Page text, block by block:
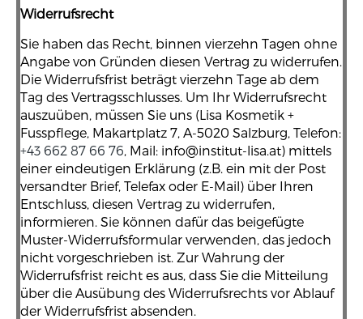
Widerrufsrecht
Sie haben das Recht, binnen vierzehn Tagen ohne
Angabe von Gründen diesen Vertrag zu widerrufen.
Die Widerrufsfrist beträgt vierzehn Tage ab dem
Tag des Vertragsschlusses. Um Ihr Widerrufsrecht
auszuüben, müssen Sie uns (Lisa Kosmetik +
Fusspflege, Makartplatz 7, A-5020 Salzburg, Telefon:
+43 662 87 66 76, Mail: info@institut-lisa.at) mittels
einer eindeutigen Erklärung (z.B. ein mit der Post
versandter Brief, Telefax oder E-Mail) über Ihren
Entschluss, diesen Vertrag zu widerrufen,
informieren. Sie können dafür das beigefügte
Muster-Widerrufsformular verwenden, das jedoch
nicht vorgeschrieben ist. Zur Wahrung der
Widerrufsfrist reicht es aus, dass Sie die Mitteilung
über die Ausübung des Widerrufsrechts vor Ablauf
der Widerrufsfrist absenden.